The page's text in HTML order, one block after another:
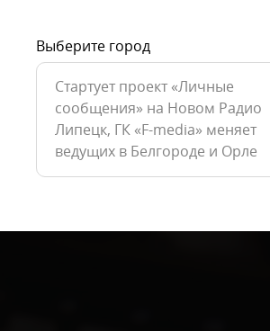
Выберите город
Стартует проект «Личные
сообщения» на Новом Радио
Липецк, ГК «F-media» меняет
ведущих в Белгороде и Орле